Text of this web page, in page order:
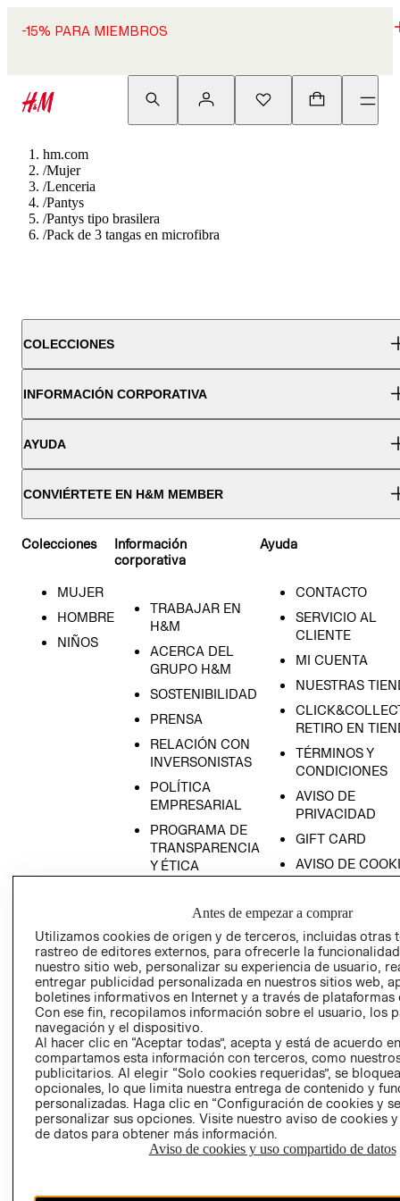
-15% PARA MIEMBROS
hm.com
/Mujer
/Lenceria
/Pantys
/Pantys tipo brasilera
/Pack de 3 tangas en microfibra
COLECCIONES
INFORMACIÓN CORPORATIVA
AYUDA
CONVIÉRTETE EN H&M MEMBER
Colecciones
MUJER
HOMBRE
NIÑOS
Información
corporativa
TRABAJAR EN
H&M
ACERCA DEL
GRUPO H&M
SOSTENIBILIDAD
PRENSA
RELACIÓN CON
INVERSONISTAS
POLÍTICA
EMPRESARIAL
PROGRAMA DE
TRANSPARENCIA
Y ÉTICA
PROGRAMA DE
Y ÉTICA (INGLÉS)
Ayuda
CONTACTO
SERVICIO AL
CLIENTE
MI CUENTA
NUESTRAS
RETIRO EN
TÉRMINOS Y
CONDICIONES
AVISO DE
PRIVACIDAD
GIFT CARD
AVISO DE
COMERCIO - SIC
PETICIONES
QUEJAS Y
RECLAMOS
Colombia ($)
CAMBIAR REGIÓN
Antes de empezar a comprar
Utilizamos cookies de origen y de terceros, incluidas otras
rastreo de editores externos, para ofrecerle la
nuestro sitio web, personalizar su experiencia de usuario,
entregar publicidad personalizada en nuestros sitios web,
boletines informativos en Internet y a través de plataformas
Con ese fin, recopilamos información sobre el usuario, los
navegación y el dispositivo.
Al hacer clic en “Aceptar todas”, acepta y está de acuerdo
compartamos esta información con terceros, como
publicitarios. Al elegir “Solo cookies requeridas”, se
opcionales, lo que limita nuestra entrega de contenido y
personalizadas. Haga clic en “Configuración de cookies y
personalizar sus opciones. Visite nuestro aviso de cookies
de datos para obtener más información.
Aviso de cookies y uso compartido de datos